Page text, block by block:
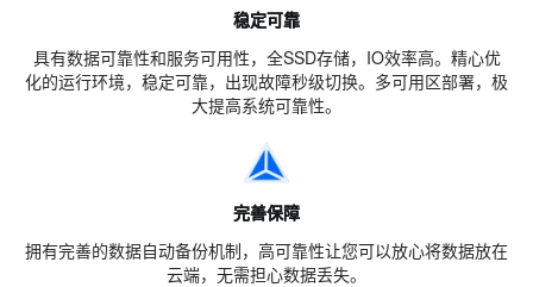
稳定可靠
具有数据可靠性和服务可用性，全SSD存储，IO效率高。精心优
化的运行环境，稳定可靠，出现故障秒级切换。多可用区部署，极
大提高系统可靠性。
完善保障
拥有完善的数据自动备份机制，高可靠性让您可以放心将数据放在
云端，无需担心数据丢失。